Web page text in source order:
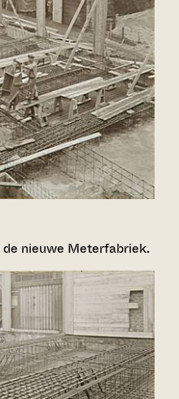
nieuwe Meterfabriek.